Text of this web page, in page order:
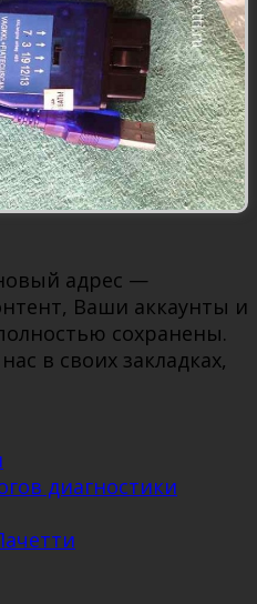
адрес —
Ваши аккаунты и
сохранены.
в своих закладках,
диагностики